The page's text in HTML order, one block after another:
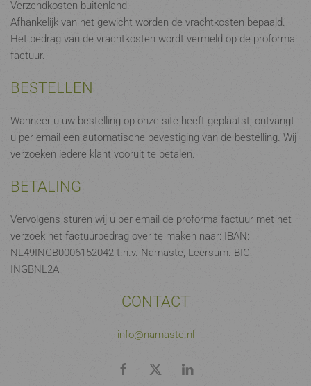
Verzendkosten buitenland:
Afhankelijk van het gewicht worden de vrachtkosten bepaald.
Het bedrag van de vrachtkosten wordt vermeld op de proforma
factuur.
BESTELLEN
Wanneer u uw bestelling op onze site heeft geplaatst, ontvangt
u per email een automatische bevestiging van de bestelling. Wij
verzoeken iedere klant vooruit te betalen.
BETALING
Vervolgens sturen wij u per email de proforma factuur met het
verzoek het factuurbedrag over te maken naar: IBAN:
NL49INGB0006152042 t.n.v. Namaste, Leersum. BIC:
INGBNL2A
CONTACT
info@namaste.nl